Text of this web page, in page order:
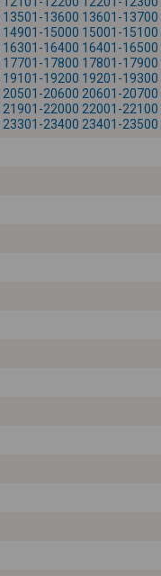
13501-13600 13601-13700
14901-15000 15001-15100
16301-16400 16401-16500
17701-17800 17801-17900
19101-19200 19201-19300
20501-20600 20601-20700
21901-22000 22001-22100
23301-23400 23401-23500